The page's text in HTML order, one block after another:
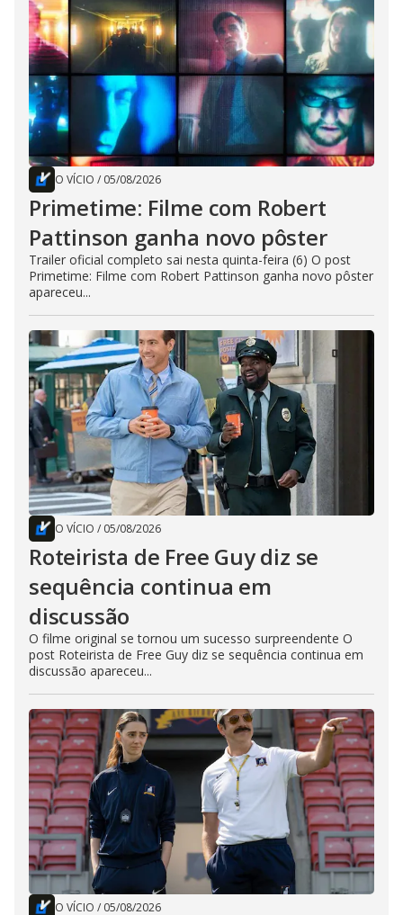
O VÍCIO / 05/08/2026
Primetime: Filme com Robert
Pattinson ganha novo pôster
Trailer oficial completo sai nesta quinta-feira (6) O post
Primetime: Filme com Robert Pattinson ganha novo pôster
apareceu...
O VÍCIO / 05/08/2026
Roteirista de Free Guy diz se
sequência continua em
discussão
O filme original se tornou um sucesso surpreendente O
post Roteirista de Free Guy diz se sequência continua em
discussão apareceu...
O VÍCIO / 05/08/2026